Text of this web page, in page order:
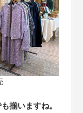
揃いますね。